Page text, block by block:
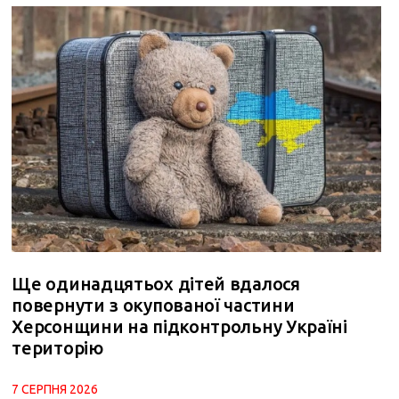
Ще одинадцятьох дітей вдалося
повернути з окупованої частини
Херсонщини на підконтрольну Україні
територію
7 СЕРПНЯ 2026